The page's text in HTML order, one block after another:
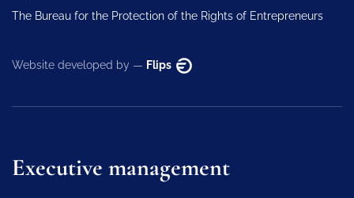
The Bureau for the Protection of the Rights of Entrepreneurs
Website developed by — Flips
Executive management